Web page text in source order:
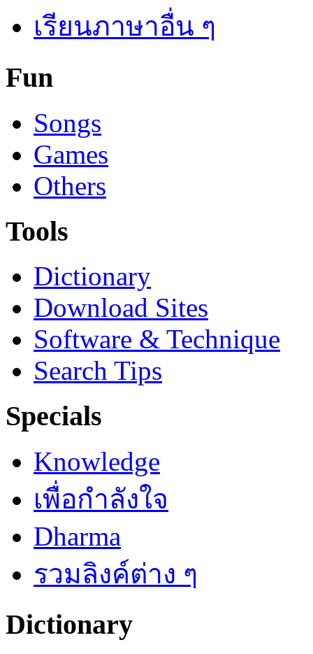
เรียนภาษาอื่น ๆ
Fun
Songs
Games
Others
Tools
Dictionary
Download Sites
Software & Technique
Search Tips
Specials
Knowledge
เพื่อกำลังใจ
Dharma
รวมลิงค์ต่าง ๆ
Dictionary